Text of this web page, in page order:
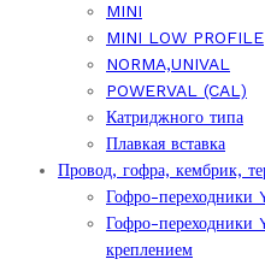
MINI
MINI LOW PROFILE
NORMA,UNIVAL
POWERVAL (CAL)
Катриджного типа
Плавкая вставка
Провод, гофра, кембрик,
Гофро-переходники
Гофро-переходники
креплением